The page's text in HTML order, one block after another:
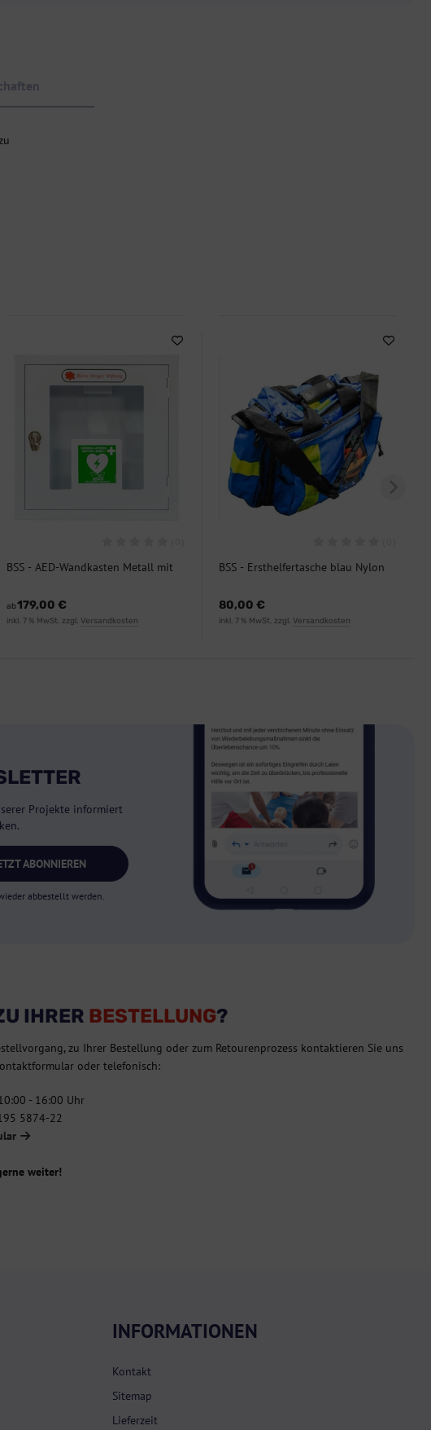
BSS - AED-Wandkasten Metall mit
ab179,00 €
inkl. 7 % MwSt. zzgl. Versandkosten
BSS - Ersthelfertasche blau Nylon
80,00 €
inkl. 7 % MwSt. zzgl. Versandkosten
Projekte informiert
ABONNIEREN
abbestellt werden.
IHRER BESTELLUNG?
zu Ihrer Bestellung oder zum Retourenprozess kontaktieren Sie uns
oder telefonisch:
- 16:00 Uhr
5874-22
weiter!
INFORMATIONEN
Kontakt
Sitemap
Lieferzeit